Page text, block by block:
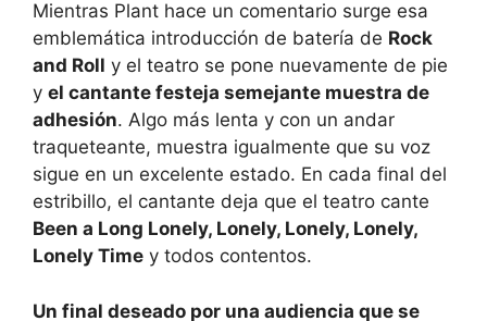
Mientras Plant hace un comentario surge esa
emblemática introducción de batería de Rock
and Roll y el teatro se pone nuevamente de pie
y el cantante festeja semejante muestra de
adhesión. Algo más lenta y con un andar
traqueteante, muestra igualmente que su voz
sigue en un excelente estado. En cada final del
estribillo, el cantante deja que el teatro cante
Been a Long Lonely, Lonely, Lonely, Lonely,
Lonely Time y todos contentos.
Un final deseado por una audiencia que se